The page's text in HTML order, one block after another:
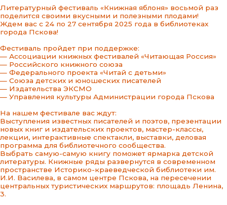
Литературный фестиваль «Книжная яблоня» восьмой раз
поделится своими вкусными и полезными плодами!
Ждем вас с 24 по 27 сентября 2025 года в библиотеках
города Пскова!
Фестиваль пройдет при поддержке:
— Ассоциации книжных фестивалей «Читающая Россия»
— Российского книжного союза
— Федерального проекта «Читай с детьми»
— Союза детских и юношеских писателей
— Издательства ЭКСМО
— Управления культуры Администрации города Пскова
На нашем фестивале вас ждут:
Выступления известных писателей и поэтов, презентации
новых книг и издательских проектов, мастер-классы,
лекции, интерактивные спектакли, выставки, деловая
программа для библиотечного сообщества.
Выбрать самую-самую книгу поможет ярмарка детской
литературы. Книжные ряды развернутся в современном
пространстве Историко-краеведческой библиотеки им.
И.И. Василева, в самом центре Пскова, на пересечении
центральных туристических маршрутов: площадь Ленина,
3.